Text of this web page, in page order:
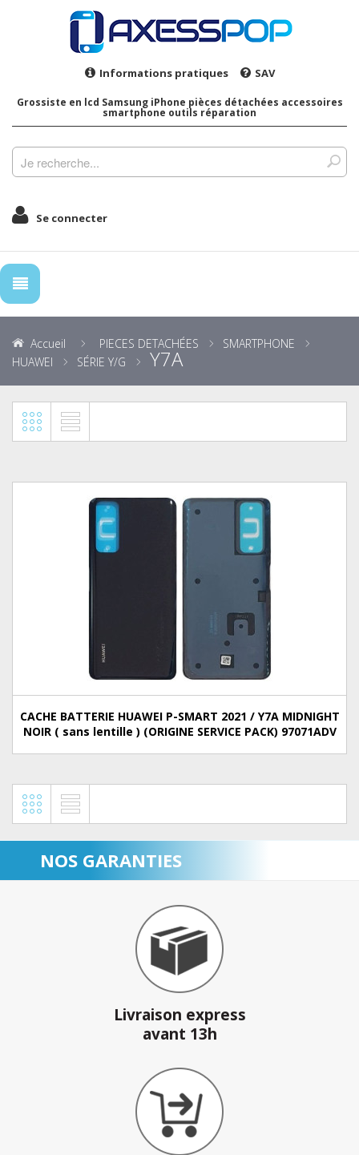
Informations pratiques SAV
Grossiste en lcd Samsung iPhone pièces détachées accessoires
smartphone outils réparation
Se connecter
Accueil PIECES DETACHÉES
SMARTPHONE
HUAWEI
SÉRIE Y/G Y7A
CACHE BATTERIE HUAWEI P-SMART 2021 / Y7A MIDNIGHT
NOIR ( sans lentille ) (ORIGINE SERVICE PACK) 97071ADV
NOS GARANTIES
Livraison express
avant 13h